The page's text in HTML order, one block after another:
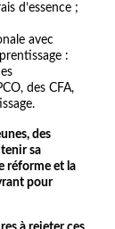
d’essence ;
avec
:
des CFA,
des
sa
réforme et la
pour